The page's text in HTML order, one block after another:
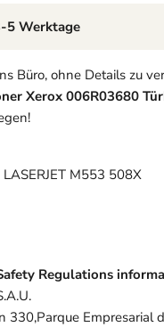
5 Werktage
Büro, ohne Details zu
Xerox 006R03680
M553 508X
Regulations
330,Parque Empresarial